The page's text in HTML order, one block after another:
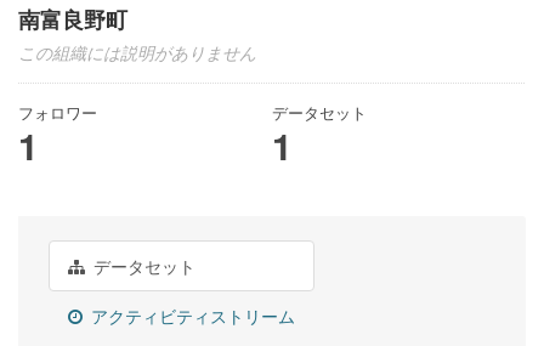
南富良野町
この組織には説明がありません
フォロワー
1
データセット
1
データセット
アクティビティストリーム